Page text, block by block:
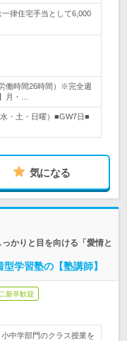
律住宅手当として6,000
働時間26時間）※完全週
月・…
・土・日曜）■GW7日■
気になる
かりと目を向ける「愛情と
学習塾の【塾講師】
新卒歓迎
中学部門のクラス授業を